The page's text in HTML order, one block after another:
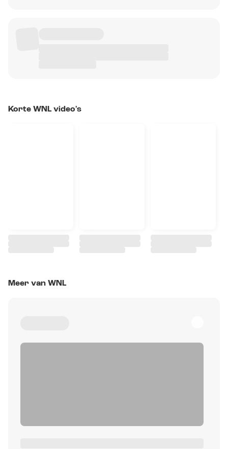
Korte WNL video's
Meer van WNL